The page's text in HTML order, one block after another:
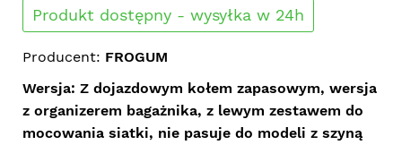
Produkt dostępny - wysyłka w 24h
Producent: FROGUM
Wersja: Z dojazdowym kołem zapasowym, wersja
z organizerem bagażnika, z lewym zestawem do
mocowania siatki, nie pasuje do modeli z szyną